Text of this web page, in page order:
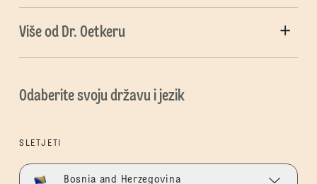
Više od Dr. Oetkeru
Odaberite svoju državu i jezik
SLETJETI
Bosnia and Herzegovina